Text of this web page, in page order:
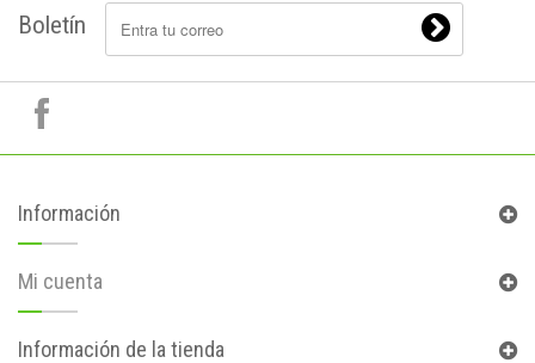
Boletín
Información
Mi cuenta
Información de la tienda